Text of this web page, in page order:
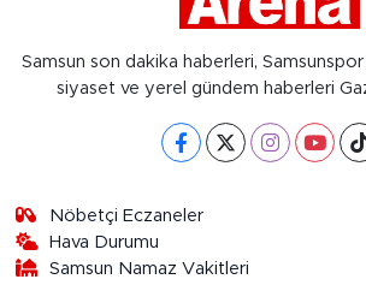
Samsun son dakika haberleri,
siyaset ve yerel gündem haberleri
Nöbetçi Eczaneler
Hava Durumu
Samsun Namaz Vakitleri